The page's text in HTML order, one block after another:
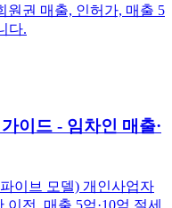
원권 매출, 인허가, 매출 5
다.
이드 - 임차인 매출·
이브 모델) 개인사업자
전, 매출 5억·10억 절세